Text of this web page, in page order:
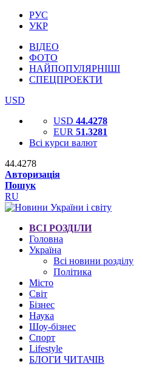
РУС
УКР
ВІДЕО
ФОТО
НАЙПОПУЛЯРНІШІ
СПЕЦПРОЕКТИ
USD
USD 44.4278
EUR 51.3281
Всі курси валют
44.4278
Авторизація
Пошук
RU
ВСІ РОЗДІЛИ
Головна
Україна
Всі новини розділу
Політика
Місто
Світ
Бізнес
Наука
Шоу-бізнес
Спорт
Lifestyle
БЛОГИ ЧИТАЧІВ